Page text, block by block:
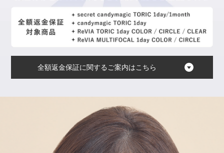
全額返金保証に関するご案内はこちら